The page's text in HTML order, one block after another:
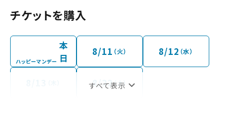
まででございます。
22時を過ぎる上映回は
18歳未満の青少年は、保護者同伴の場合を除き、映画館
への入場が制限されています。
ただし、15歳に達した日以後の最初の3月31日を経過し
保護者同伴であれば22時以降も入場可能です。
チケットを購入
ハッピーマンデー
本
日
8/11 （火） 8/12 （水）
8/22（土）
すべて表示